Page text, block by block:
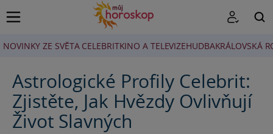
NOVINKY ZE SVĚTA CELEBRITKINO A TELEVIZEHUDBAKRÁLOVSKÁ
Astrologické Profily Celebrit:
Zjistěte, Jak Hvězdy Ovlivňují
Život Slavných